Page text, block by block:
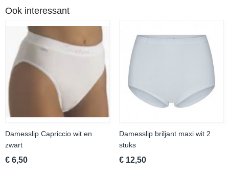
Ook interessant
Damesslip Capriccio wit en
zwart
€ 6,50
Damesslip briljant maxi wit 2
stuks
€ 12,50